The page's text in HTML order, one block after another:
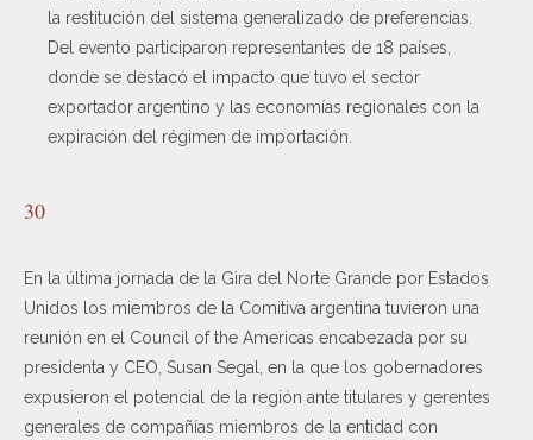
la restitución del sistema generalizado de preferencias.
Del evento participaron representantes de 18 países,
donde se destacó el impacto que tuvo el sector
exportador argentino y las economías regionales con la
expiración del régimen de importación.
30
En la última jornada de la Gira del Norte Grande por Estados
Unidos los miembros de la Comitiva argentina tuvieron una
reunión en el Council of the Americas encabezada por su
presidenta y CEO, Susan Segal, en la que los gobernadores
expusieron el potencial de la región ante titulares y gerentes
generales de compañías miembros de la entidad con